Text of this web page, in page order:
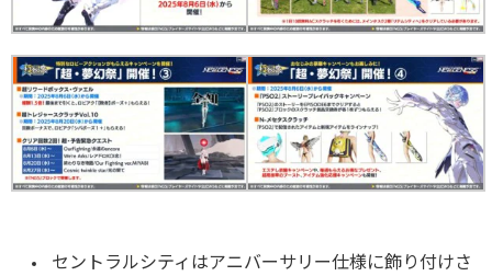
セントラルシティはアニバーサリー仕様に飾り付けさ